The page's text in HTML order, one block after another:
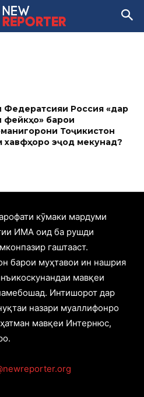
Федератсияи Россия «дар
фейкҳо» барои
Тоҷикистон
хавфҳоро эҷод мекунад?
кӯмаки мардуми
ИМА оид ба рушди
гаштааст.
барои муҳтавои ин нашрия
мавқеи
Интишорот дар
назари муаллифонро
мавқеи Интернюс,